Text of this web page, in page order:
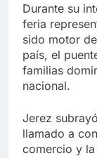
Durante su
feria
sido motor
país, el
familias
nacional.
Jerez
llamado a
comercio y la